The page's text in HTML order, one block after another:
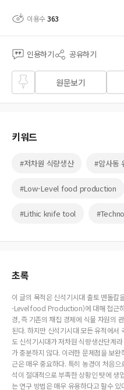
이용수363
인용하기 공유하기
즐겨
찾기
원문보기
키워드
#저차원 식량생산 #암사동
#Low-Level food production
#Lithic knife tool
초록
이 글의 목적은 신석기시대 출토 뗀돌
-Level food Production)에 대해 접근
경, 즉 기존의 채집 경제에 식물 자원의
된다. 하지만 신석기시대 모든 유적에서
도 신석기시대가 저차원 식량생산단계
가 충분하지 않다. 이러한 문제점을 보
근은 매우 중요하다. 특히 농경이 처음
석이 절대적으로 부족한 상황인 탓에 생
는 연구 방법은 매우 유용하다고 할수